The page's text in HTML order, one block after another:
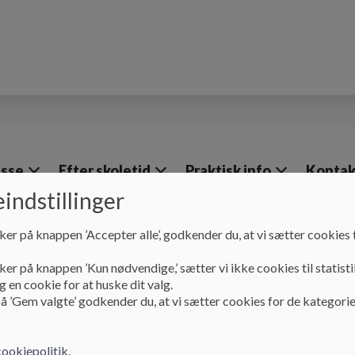
Efter skoletid Praktisk info
Om Skolen Vision og værdier
Vision og værdier
på knappen ’Accepter alle’, godkender du, at vi sætter
på knappen ’Kun nødvendige,’ sætter vi ikke cookies til
en cookie for at huske dit valg.
’Gem valgte’ godkender du, at vi sætter cookies for de
.